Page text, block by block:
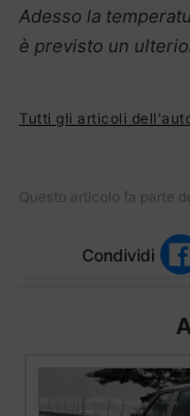
Adesso la
è previsto un
Tutti gli articoli
Questo articolo fa parte
Condividi